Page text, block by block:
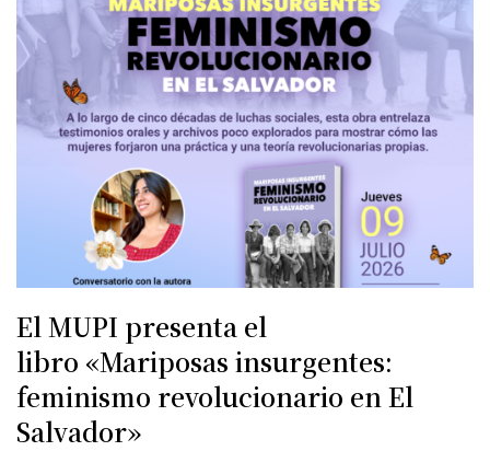
El MUPI presenta el
libro «Mariposas insurgentes:
feminismo revolucionario en El
Salvador»